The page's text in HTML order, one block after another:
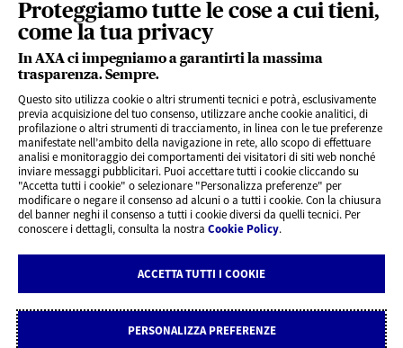
Proteggiamo tutte le cose a cui tieni,
come la tua privacy
In AXA ci impegniamo a garantirti la massima
trasparenza. Sempre.
Questo sito utilizza cookie o altri strumenti tecnici e potrà, esclusivamente
previa acquisizione del tuo consenso, utilizzare anche cookie analitici, di
profilazione o altri strumenti di tracciamento, in linea con le tue preferenze
manifestate nell’ambito della navigazione in rete, allo scopo di effettuare
analisi e monitoraggio dei comportamenti dei visitatori di siti web nonché
inviare messaggi pubblicitari. Puoi accettare tutti i cookie cliccando su
"Accetta tutti i cookie" o selezionare "Personalizza preferenze" per
modificare o negare il consenso ad alcuni o a tutti i cookie. Con la chiusura
del banner neghi il consenso a tutti i cookie diversi da quelli tecnici. Per
conoscere i dettagli, consulta la nostra Cookie Policy.
ACCETTA TUTTI I COOKIE
PERSONALIZZA PREFERENZE
LINK UTILI
SERVIZI AL CLIENTE
CHI SIAMO
CONTATTI
Cookie Policy
Note legali AXA MPS Vita
Note legali AXA MPS Danni
Dichiarazione di accessibilità
Sito delle Società della Joint Venture AXA MPS - Assicurazioni Vita S.p.A. AXA MPS